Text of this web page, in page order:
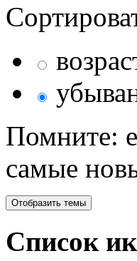
Помните:
самые
Список